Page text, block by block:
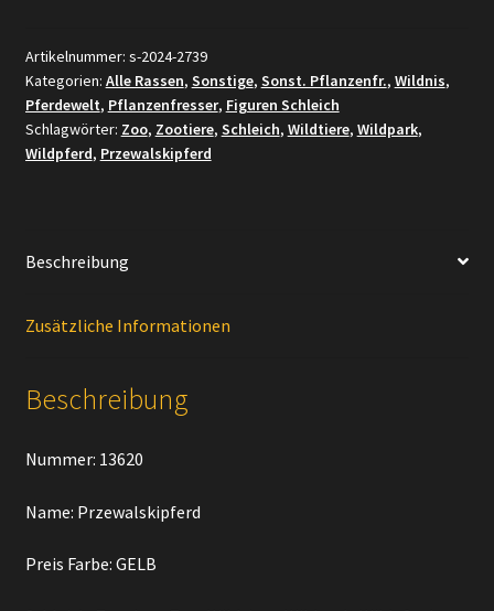
Artikelnummer: s-2024-2739
Kategorien: Alle Rassen, Sonstige, Sonst. Pflanzenfr., Wildnis,
Pferdewelt, Pflanzenfresser, Figuren Schleich
Schlagwörter: Zoo, Zootiere, Schleich, Wildtiere, Wildpark,
Wildpferd, Przewalskipferd
Beschreibung
Zusätzliche Informationen
Beschreibung
Nummer: 13620
Name: Przewalskipferd
Preis Farbe: GELB